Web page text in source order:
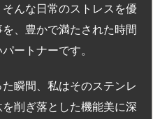
んな日常のストレスを優
、豊かで満たされた時間
ートナーです。
瞬間、私はそのステンレ
削ぎ落とした機能美に深